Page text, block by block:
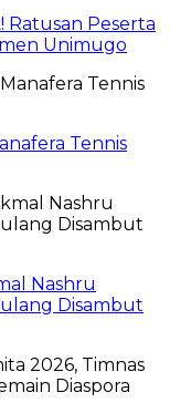
Ratusan Peserta
Unimugo
Tennis
Nashru
Disambut